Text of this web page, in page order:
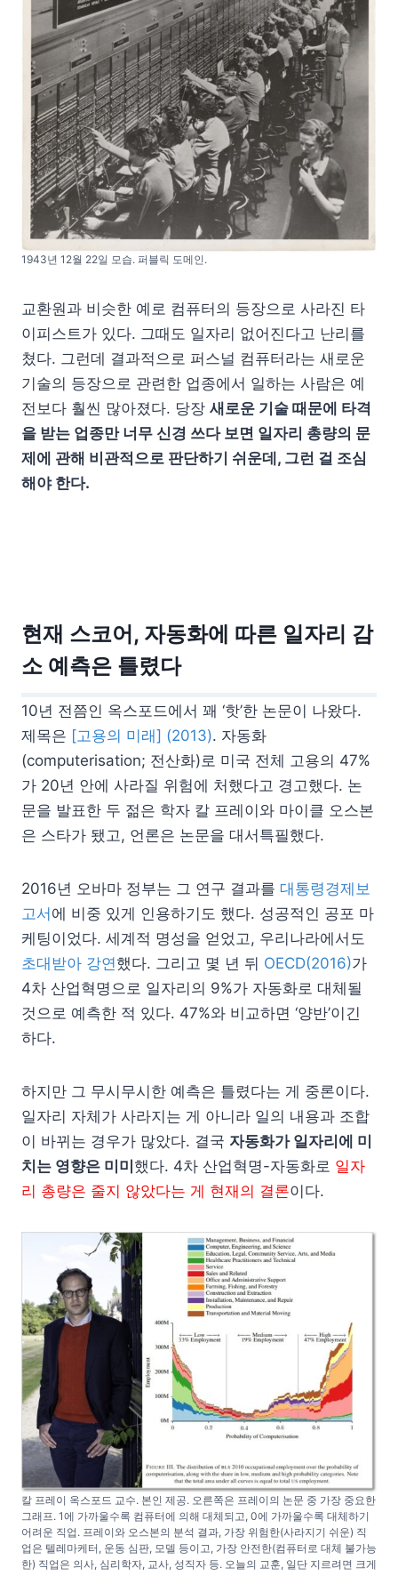
1943년 12월 22일 모습. 퍼블릭 도메인.
교환원과 비슷한 예로 컴퓨터의 등장으로 사라진 타
이피스트가 있다. 그때도 일자리 없어진다고 난리를
쳤다. 그런데 결과적으로 퍼스널 컴퓨터라는 새로운
기술의 등장으로 관련한 업종에서 일하는 사람은 예
전보다 훨씬 많아졌다. 당장 새로운 기술 때문에 타격
을 받는 업종만 너무 신경 쓰다 보면 일자리 총량의 문
제에 관해 비관적으로 판단하기 쉬운데, 그런 걸 조심
해야 한다.
현재 스코어, 자동화에 따른 일자리 감
소 예측은 틀렸다
10년 전쯤인 옥스포드에서 꽤 ‘핫’한 논문이 나왔다.
제목은 [고용의 미래] (2013). 자동화
(computerisation; 전산화)로 미국 전체 고용의 47%
가 20년 안에 사라질 위험에 처했다고 경고했다. 논
문을 발표한 두 젊은 학자 칼 프레이와 마이클 오스본
은 스타가 됐고, 언론은 논문을 대서특필했다.
2016년 오바마 정부는 그 연구 결과를 대통령경제보
고서 에 비중 있게 인용하기도 했다. 성공적인 공포 마
케팅이었다. 세계적 명성을 얻었고, 우리나라에서도
초대받아 강연했다. 그리고 몇 년 뒤 OECD(2016)가
4차 산업혁명으로 일자리의 9%가 자동화로 대체될
것으로 예측한 적 있다. 47%와 비교하면 ‘양반’이긴
하다.
하지만 그 무시무시한 예측은 틀렸다는 게 중론이다.
일자리 자체가 사라지는 게 아니라 일의 내용과 조합
이 바뀌는 경우가 많았다. 결국 자동화가 일자리에 미
치는 영향은 미미 했다. 4차 산업혁명-자동화로 일자
리 총량은 줄지 않았다는 게 현재의 결론이다.
칼 프레이 옥스포드 교수. 본인 제공. 오른쪽은 프레이의 논문 중 가장 중요한
그래프. 1에 가까울수록 컴퓨터에 의해 대체되고, 0에 가까울수록 대체하기
어려운 직업. 프레이와 오스본의 분석 결과, 가장 위험한(사라지기 쉬운) 직
업은 텔레마케터, 운동 심판, 모델 등이고, 가장 안전한(컴퓨터로 대체 불가능
한) 직업은 의사, 심리학자, 교사, 성직자 등. 오늘의 교훈, 일단 지르려면 크게